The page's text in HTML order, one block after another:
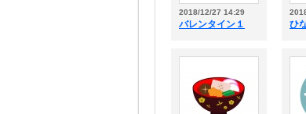
2018/12/27 14:29
バレンタイン１ ひ